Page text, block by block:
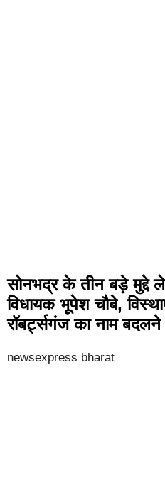
सोनभद्र के तीन बड़े मुद्दे
विधायक भूपेश चौबे,
रॉबर्ट्सगंज का नाम बदलने
newsexpress bharat